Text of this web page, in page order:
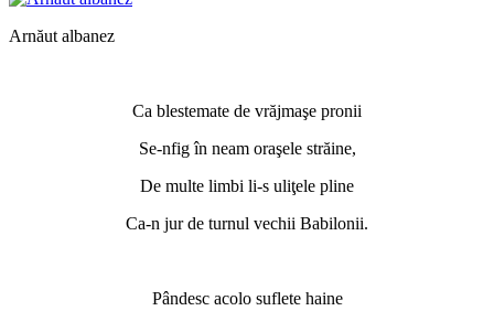
Arnăut albanez
Ca blestemate de vrăjmaşe pronii
Se-nfig în neam oraşele străine,
De multe limbi li-s uliţele pline
Ca-n jur de turnul vechii Babilonii.
Pândesc acolo suflete haine